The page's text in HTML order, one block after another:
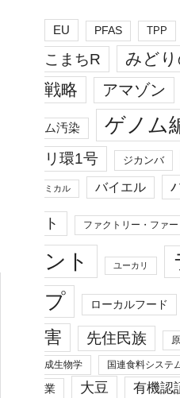
EU PFAS TPP
こまちR
みど
戦略
アマゾン
ム汚染 ゲノム
リ環1号
ジカンバ
ミカル バイエル
ト ファクトリー・ファ
ント
ユーカリ
プ
ローカルフード
害
先住民族
成生物学 国連食料システ
業
大豆 有機認